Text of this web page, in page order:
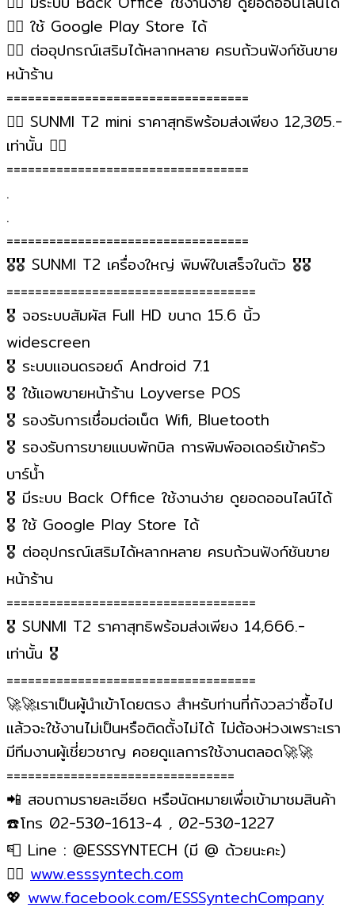
🏳️‍🌈 ใช้ Google Play Store ได้
🏳️‍🌈 ต่ออุปกรณ์เสริมได้หลากหลาย ครบถ้วนฟังก์ชันขาย
หน้าร้าน
==================================
🏳️‍🌈 SUNMI T2 mini ราคาสุทธิพร้อมส่งเพียง 12,305.-
เท่านั้น 🏳️‍🌈
==================================
.
.
==================================
🎖️🎖️ SUNMI T2 เครื่องใหญ่ พิมพ์ใบเสร็จในตัว 🎖️🎖️
===================================
🎖️ จอระบบสัมผัส Full HD ขนาด 15.6 นิ้ว
widescreen
🎖️ ระบบแอนดรอยด์ Android 7.1
🎖️ ใช้แอพขายหน้าร้าน Loyverse POS
🎖️ รองรับการเชื่อมต่อเน็ต Wifi, Bluetooth
🎖️ รองรับการขายแบบพักบิล การพิมพ์ออเดอร์เข้าครัว
บาร์น้ำ
🎖️ มีระบบ Back Office ใช้งานง่าย ดูยอดออนไลน์ได้
🎖️ ใช้ Google Play Store ได้
🎖️ ต่ออุปกรณ์เสริมได้หลากหลาย ครบถ้วนฟังก์ชันขาย
หน้าร้าน
===================================
🎖️ SUNMI T2 ราคาสุทธิพร้อมส่งเพียง 14,666.-
เท่านั้น 🎖️
===================================
🚀🚀เราเป็นผู้นำเข้าโดยตรง สำหรับท่านที่กังวลว่าซื้อไป
แล้วจะใช้งานไม่เป็นหรือติดตั้งไม่ได้ ไม่ต้องห่วงเพราะเรา
มีทีมงานผู้เชี่ยวชาญ คอยดูแลการใช้งานตลอด🚀🚀
================================
📲 สอบถามรายละเอียด หรือนัดหมายเพื่อเข้ามาชมสินค้า
☎️โทร 02-530-1613-4 , 02-530-1227
📮 Line : @ESSSYNTECH (มี @ ด้วยนะคะ)
🏳️‍🌈 www.esssyntech.com
💖 www.facebook.com/ESSSyntechCompany